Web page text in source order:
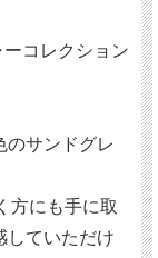
コレクション
のサンドグレ
方にも手に取
していただけ